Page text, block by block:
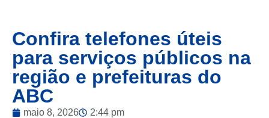
Confira telefones úteis
para serviços públicos na
região e prefeituras do
ABC
maio 8, 2026 2:44 pm